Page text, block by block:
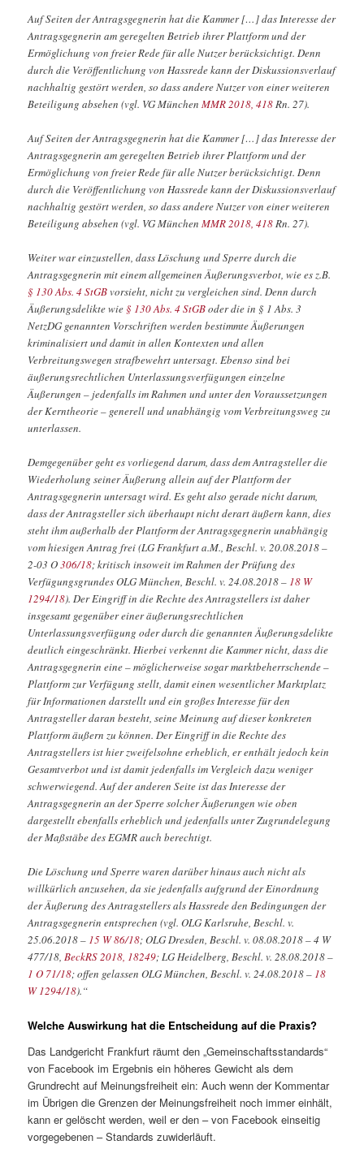
Auf Seiten der Antragsgegnerin hat die Kammer […] das Interesse der
Antragsgegnerin am geregelten Betrieb ihrer Plattform und der
Ermöglichung von freier Rede für alle Nutzer berücksichtigt. Denn
durch die Veröffentlichung von Hassrede kann der Diskussionsverlauf
nachhaltig gestört werden, so dass andere Nutzer von einer weiteren
Beteiligung absehen (vgl. VG MünchenMMR 2018, 418Rn. 27).
Auf Seiten der Antragsgegnerin hat die Kammer […] das Interesse der
Antragsgegnerin am geregelten Betrieb ihrer Plattform und der
Ermöglichung von freier Rede für alle Nutzer berücksichtigt. Denn
durch die Veröffentlichung von Hassrede kann der Diskussionsverlauf
nachhaltig gestört werden, so dass andere Nutzer von einer weiteren
Beteiligung absehen (vgl. VG MünchenMMR 2018, 418Rn. 27).
Weiter war einzustellen, dass Löschung und Sperre durch die
Antragsgegnerin mit einem allgemeinen Äußerungsverbot, wie es z.B.
§ 130 Abs. 4 StGBvorsieht, nicht zu vergleichen sind. Denn durch
Äußerungsdelikte wie § 130 Abs. 4 StGBoder die in § 1 Abs. 3
NetzDG genannten Vorschriften werden bestimmte Äußerungen
kriminalisiert und damit in allen Kontexten und allen
Verbreitungswegen strafbewehrt untersagt. Ebenso sind bei
äußerungsrechtlichen Unterlassungsverfügungen einzelne
Äußerungen – jedenfalls im Rahmen und unter den Voraussetzungen
der Kerntheorie – generell und unabhängig vom Verbreitungsweg zu
unterlassen.
Demgegenüber geht es vorliegend darum, dass dem Antragsteller die
Wiederholung seiner Äußerung allein auf der Plattform der
Antragsgegnerin untersagt wird. Es geht also gerade nicht darum,
dass der Antragsteller sich überhaupt nicht derart äußern kann, dies
steht ihm außerhalb der Plattform der Antragsgegnerin unabhängig
vom hiesigen Antrag frei (LG Frankfurt a.M., Beschl. v. 20.08.2018 –
2-03 O306/18; kritisch insoweit im Rahmen der Prüfung des
Verfügungsgrundes OLG München, Beschl. v. 24.08.2018 – 18 W
1294/18). Der Eingriff in die Rechte des Antragstellers ist daher
insgesamt gegenüber einer äußerungsrechtlichen
Unterlassungsverfügung oder durch die genannten Äußerungsdelikte
deutlich eingeschränkt. Hierbei verkennt die Kammer nicht, dass die
Antragsgegnerin eine – möglicherweise sogar marktbeherrschende –
Plattform zur Verfügung stellt, damit einen wesentlicher Marktplatz
für Informationen darstellt und ein großes Interesse für den
Antragsteller daran besteht, seine Meinung auf dieser konkreten
Plattform äußern zu können. Der Eingriff in die Rechte des
Antragstellers ist hier zweifelsohne erheblich, er enthält jedoch kein
Gesamtverbot und ist damit jedenfalls im Vergleich dazu weniger
schwerwiegend. Auf der anderen Seite ist das Interesse der
Antragsgegnerin an der Sperre solcher Äußerungen wie oben
dargestellt ebenfalls erheblich und jedenfalls unter Zugrundelegung
der Maßstäbe des EGMR auch berechtigt.
Die Löschung und Sperre waren darüber hinaus auch nicht als
willkürlich anzusehen, da sie jedenfalls aufgrund der Einordnung
der Äußerung des Antragstellers als Hassrede den Bedingungen der
Antragsgegnerin entsprechen (vgl. OLG Karlsruhe, Beschl. v.
25.06.2018 – 15 W 86/18; OLG Dresden, Beschl. v. 08.08.2018 – 4 W
477/18,BeckRS 2018, 18249; LG Heidelberg, Beschl. v. 28.08.2018 –
1 O 71/18; offen gelassen OLG München, Beschl. v. 24.08.2018 – 18
W 1294/18).“
Welche Auswirkung hat die Entscheidung auf die Praxis?
Das Landgericht Frankfurt räumt den „Gemeinschaftsstandards“
von Facebook im Ergebnis ein höheres Gewicht als dem
Grundrecht auf Meinungsfreiheit ein: Auch wenn der Kommentar
im Übrigen die Grenzen der Meinungsfreiheit noch immer einhält,
kann er gelöscht werden, weil er den – von Facebook einseitig
vorgegebenen – Standards zuwiderläuft.